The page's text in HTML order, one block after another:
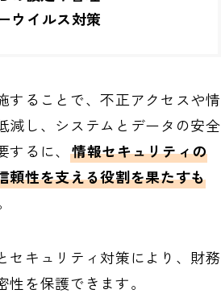
ウイルス対策
することで、不正アクセスや情
減し、システムとデータの安全
するに、情報セキュリティの
頼性を支える役割を果たすも
セキュリティ対策により、財務
を保護できます。